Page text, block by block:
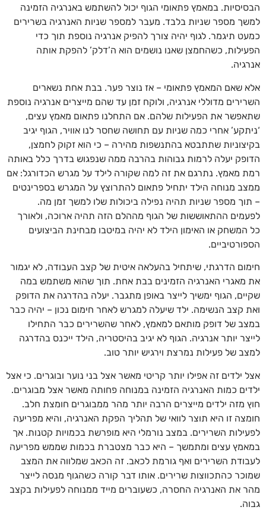
הבסיסיות. במאמץ פתאומי הגוף יכול להשתמש באנרגיה הזמינה
למשך מספר שניות בלבד. מעבר למספר שניות האנרגיה בשרירים
כמעט תיגמר. לגוף יהיה צורך להפיק אנרגיה נוספת תוך כדי
הפעילות, כשהחמצן שאנו נושמים הוא ה’דלק’ להפקת אותה
אנרגיה.
אלא שאם המאמץ פתאומי – אז נוצר פער. בבת אחת נשארים
השרירים מדוללי אנרגיה, ולוקח זמן עד שהם מייצרים אנרגיה נוספת
שתאפשר את הפעילות שלהם. אם התחלנו פתאום מאמץ עצים,
‘ניתקע’ אחרי כמה שניות עם תחושה שחסר לנו אוויר, הגוף יגיב
בקיצוניות שתתבטא בהתנשפות מהירה – כי הוא זקוק לחמצן,
הדופק יעלה לרמות גבוהות בהרבה ממה שנפגוש בדרך כלל באותה
רמת מאמץ. נתרגם את זה למה שקורה לילד על מגרש הכדורגל: אם
ממצב מנוחה הילד יתחיל פתאום להתרוצץ על המגרש בספרינטים
– תוך מספר שניות תהיה נפילה ביכולות שלו למשך זמן מה.
לפעמים ההתאוששות של הגוף מההלם הזה תהיה ארוכה, ולאורך
כל המשחק או האימון הילד לא יהיה במיטבו מבחינת הביצועים
הספורטיביים.
חימום הדרגתי, שיתחיל בהעלאה איטית של קצב העבודה, לא יגמור
את מאגרי האנרגיה הזמינים בבת אחת. תוך שהוא משתמש במה
שקיים, הגוף ימשיך לייצר באופן מתגבר. יעלה בהדרגה את הדופק
ואת קצב הנשימה. ילד שיעלה למגרש לאחר חימום נכון – יהיה כבר
במצב של דופק מותאם למאמץ, לאחר שהשרירים כבר התחילו
לייצר יותר אנרגיה. הגוף לא יגיב בהיסטריה, הילד ייכנס בהדרגה
למצב של פעילות נמרצת וירגיש יותר טוב.
אצל ילדים זה אפילו יותר קריטי מאשר אצל בני נוער ובוגרים. כי אצל
ילדים כמות האנרגיה הזמינה במנוחה פחותה מאשר אצל מבוגרים.
חוץ מזה ילדים מייצרים הרבה יותר מהר ממבוגרים חומצת חלב.
חומצה זו היא תוצר לוואי של תהליך הפקת האנרגיה, והיא מפריעה
לפעילות השרירים. במצב נורמלי היא מופרשת בכמויות קטנות. אך
במאמץ עצים ומתמשך – היא כבר מצטברת בכמות שממש מפריעה
לעבודת השרירים ואף גורמת לכאב. זה הכאב שמלווה את המצב
שמוכר כהתכווצות שרירים. אותו דבר קורה כשהגוף מנסה לייצר
מהר את האנרגיה החסרה, כשעוברים מייד ממנוחה לפעילות בקצב
גבוה.